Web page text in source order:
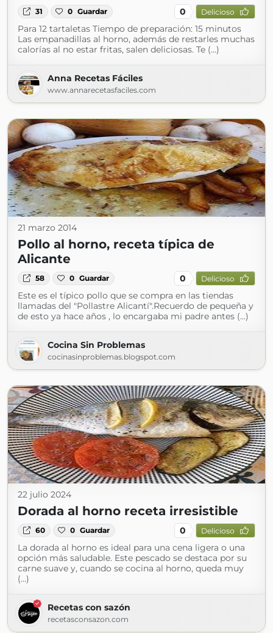
31 0 Guardar 0 Delicioso
Para 12 tartaletas Tiempo de preparación: 15 minutos
Las empanadillas al horno, además de restarles muchas
calorías al no estar fritas, salen deliciosas. Te (...)
Anna Recetas Fáciles
www.annarecetasfaciles.com
21 marzo 2014
Pollo al horno, receta típica de
Alicante
58 0 Guardar 0 Delicioso
Este es el típico pollo que se compra en las tiendas
llamadas del "Pollastre Alicantí".Recuerdo de pequeña y
de esto ya hace años , lo encargaba mi padre antes (...)
Cocina Sin Problemas
cocinasinproblemas.blogspot.com
22 julio 2024
Dorada al horno receta irresistible
60 0 Guardar 0 Delicioso
La dorada al horno es ideal para una cena ligera o una
opción más saludable. Este pescado se destaca por su
carne suave y, cuando se cocina al horno, queda muy
(...)
Recetas con sazón
recetasconsazon.com